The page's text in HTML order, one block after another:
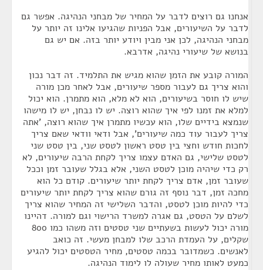
אנחנו גם רוצים לדבר על המחיר של מבחני הנהיגה. אפשר גם
לדבר על השיעורים, אבל הפניות שהגיעו אלינו זה יותר על
מבחני הנהיגה, לכן אני מבין ויודע יותר בזה. אם יש גם
בנושא של שיעורי נהיגה, אדרבא.
המורה קובע את הזמן שהוא מגיש את התלמיד. זה דבר נכון
והוא צריך גם לעבור מספר שיעורים, אבל לאחר מכן מורה
שיש לו חוסר בשיעורים, הוא לא מלא, הוא מתמרן. הוא יכול
למלא את זמנו לפי איך שהוא רוצה. יש לו נבחן, יש לו מישהו
שנמצא בידיים שלו, הוא עכשיו מתמרן איך שהוא רוצה, 'אתה
צריך לעבור עוד כמה שיעורים', אבל ודאי וודאי שאם צריך
לחכות חודש וחצי בין טסט ראשון לטסט שני, בין טסט שני
לטסט שלישי, גם האדם עצמו צריך לקחת הרבה שיעורים, לא
רק כדי שיהיה מוכן לטסט השני, אלא בגלל שעובר זמן וככל
שעובר זמן, אדם צריך לקחת יותר שיעורים. קודם כל הוא
מחכה זמן, דבר נוסף זה גורם שהוא צריך לקחת יותר שיעורים
כדי להיות מוכן לטסט, והדבר השלישי זה המחיר שהוא צריך
לשלם על הטסט, גם אגרה למשרד הרישוי וגם למורה. דהיינו
מורה יכול לעשות בשעתיים שני טסטים וזה משהו כמו 800
שקלים, על העמדת הרכב שלו למבחן מעשי. זה כואב
לאנשים. כשמדובר בכמה טסטים, מחיר הטסטים יכול להגיע
כמעט לאותו מחיר שעולה לו לימוד הנהיגה.